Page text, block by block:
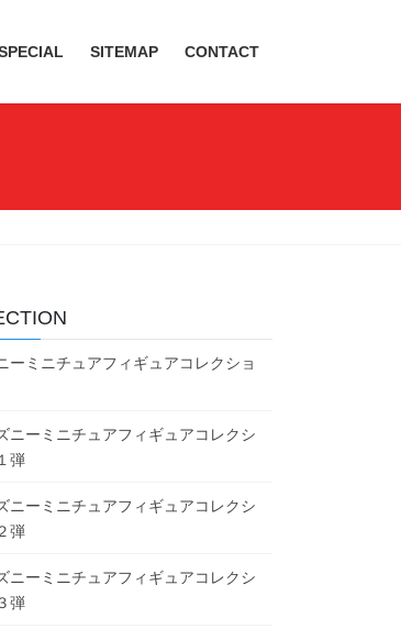
SITEMAP CONTACT
ーミニチュアフィギュアコレクショ
ニーミニチュアフィギュアコレクシ
弾
ニーミニチュアフィギュアコレクシ
弾
ニーミニチュアフィギュアコレクシ
弾